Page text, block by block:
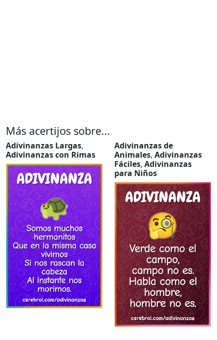
Más acertijos sobre...
Adivinanzas Largas,
Adivinanzas con Rimas
Adivinanzas de
Animales, Adivinanzas
Fáciles, Adivinanzas
para Niños